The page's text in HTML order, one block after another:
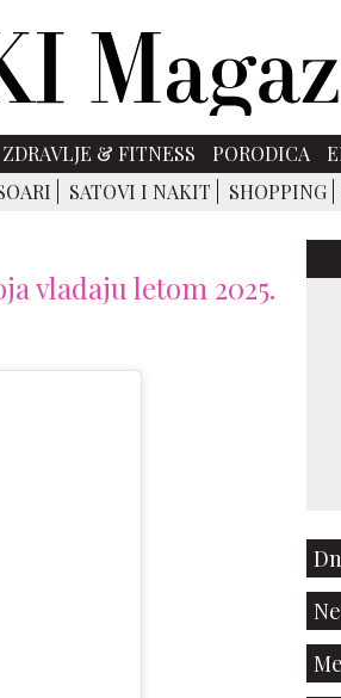
ZDRAVLJE & FITNESS PORODICA
SATOVI I NAKIT SHOPPING
vladaju letom 2025.